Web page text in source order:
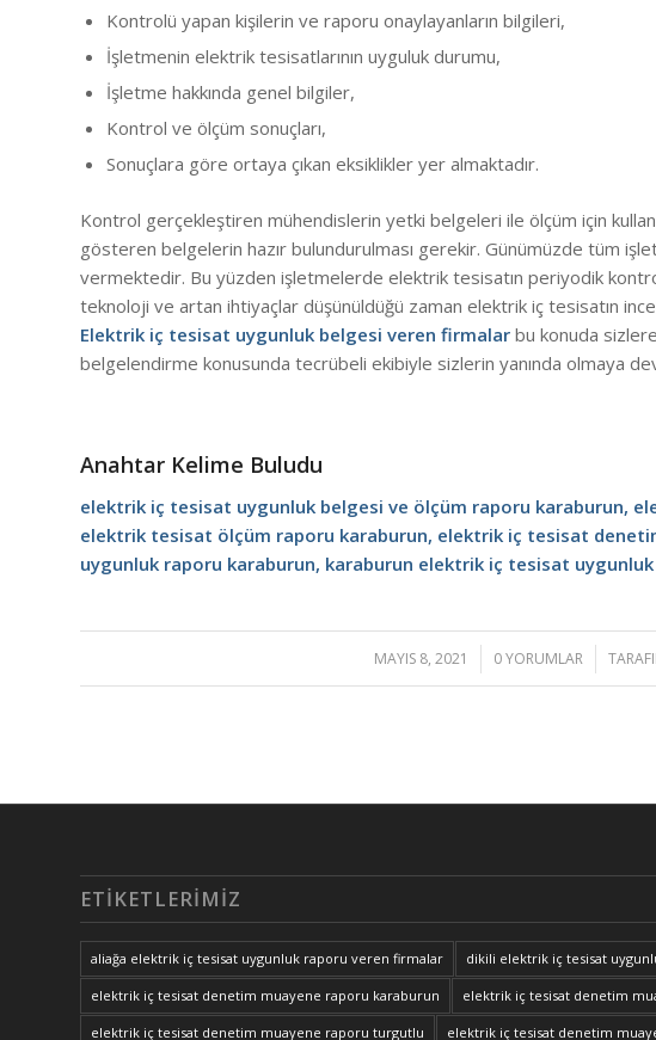
Kontrolü yapan kişilerin ve raporu onaylayanların bilgileri,
İşletmenin elektrik tesisatlarının uyguluk durumu,
İşletme hakkında genel bilgiler,
Kontrol ve ölçüm sonuçları,
Sonuçlara göre ortaya çıkan eksiklikler yer almaktadır.
Kontrol gerçekleştiren mühendislerin yetki belgeleri ile ölçüm için
gösteren belgelerin hazır bulundurulması gerekir. Günümüzde tüm
vermektedir. Bu yüzden işletmelerde elektrik tesisatın periyodik
teknoloji ve artan ihtiyaçlar düşünüldüğü zaman elektrik iç tesisatın
Elektrik iç tesisat uygunluk belgesi veren firmalar bu konuda
belgelendirme konusunda tecrübeli ekibiyle sizlerin yanında olmaya
Anahtar Kelime Buludu
elektrik iç tesisat uygunluk belgesi ve ölçüm raporu karaburun,
elektrik tesisat ölçüm raporu karaburun, elektrik iç tesisat
uygunluk raporu karaburun, karaburun elektrik iç tesisat
MAYIS 8, 2021
/ 0 YORUMLAR
/
ETIKETLERIMIZ
aliağa elektrik iç tesisat uygunluk raporu veren firmalar dikili elektrik iç tesisat
elektrik iç tesisat denetim muayene raporu karaburun elektrik iç tesisat denetim
elektrik iç tesisat denetim muayene raporu turgutlu elektrik iç tesisat denetim